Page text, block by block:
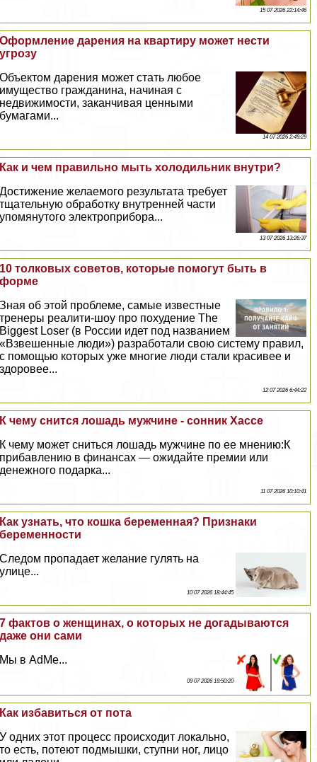
15 07 2026 22:14:46
Оформление дарения на квартиру может нести
угрозу
Объектом дарения может стать любое
имущество гражданина, начиная с
недвижимости, заканчивая ценными
бумагами...
14 07 2026 2:49:29
Как и чем правильно мыть холодильник внутри?
Достижение желаемого результата требует
тщательную обработку внутренней части
упомянутого электроприбора...
13 07 2026 13:26:37
10 толковых советов, которые помогут быть в
форме
Зная об этой проблеме, самые известные
тренеры реалити-шоу про похудение The
Biggest Loser (в России идет под названием
«Взвешенные люди») разработали свою систему правил,
с помощью которых уже многие люди стали красивее и
здоровее...
12 07 2026 6:44:22
К чему снится лошадь мужчине - сонник Хассе
К чему может сниться лошадь мужчине по ее мнению:К
прибавлению в финансах — ожидайте премии или
денежного подарка...
11 07 2026 10:10:41
Как узнать, что кошка беременная? Признаки
беременности
Следом пропадает желание гулять на
улице...
10 07 2026 18:44:45
7 фактов о женщинах, о которых не догадываются
даже они сами
Мы в AdMe...
09 07 2026 19:50:20
Как избавиться от пота
У одних этот процесс происходит локально,
то есть, потеют подмышки, ступни ног, лицо